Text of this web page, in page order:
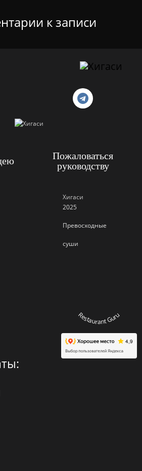
к записи
Пожаловаться
руководству
Хигаси
2025
Превосходные
суши
Restaurant Guru